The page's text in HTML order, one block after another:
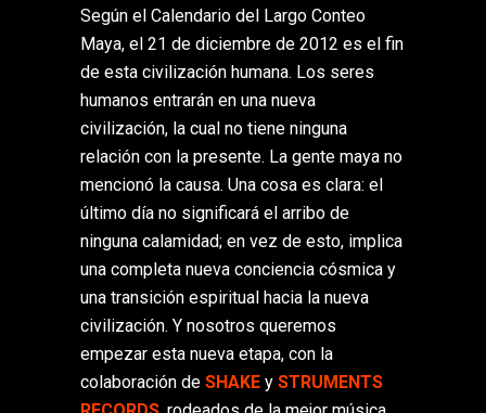
Según el Calendario del Largo Conteo
Maya, el 21 de diciembre de 2012 es el fin
de esta civilización humana. Los seres
humanos entrarán en una nueva
civilización, la cual no tiene ninguna
relación con la presente. La gente maya no
mencionó la causa. Una cosa es clara: el
último día no significará el arribo de
ninguna calamidad; en vez de esto, implica
una completa nueva conciencia cósmica y
una transición espiritual hacia la nueva
civilización. Y nosotros queremos
empezar esta nueva etapa, con la
colaboración de SHAKE y STRUMENTS